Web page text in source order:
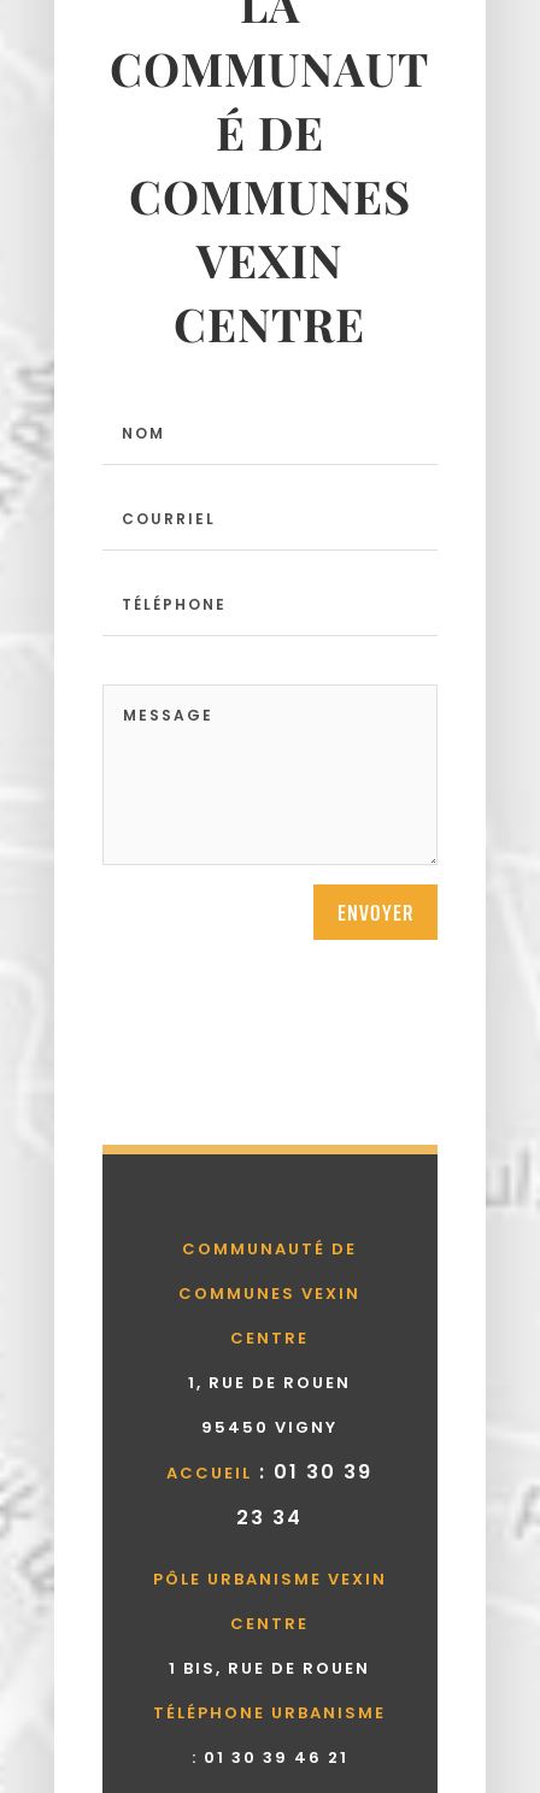
Marines
Montgeroult
Neuilly-en-vexin
Themericourt
Theuville
Us
Vigny
COMMUNAUT
É DE
COMMUNES
VEXIN
CENTRE
ENVOYER
COMMUNAUTÉ DE
COMMUNES VEXIN
CENTRE
1, RUE DE ROUEN
95450 VIGNY
ACCUEIL : 01 30 39
23 34
PÔLE URBANISME VEXIN
CENTRE
1 BIS, RUE DE ROUEN
TÉLÉPHONE URBANISME
: 01 30 39 46 21